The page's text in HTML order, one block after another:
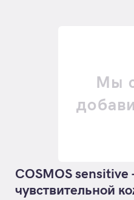
Мы
COSMOS
чувствительной